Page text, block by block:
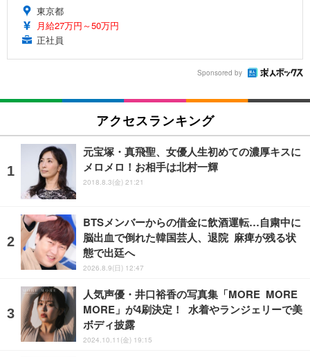
東京都
月給27万円～50万円
正社員
Sponsored by
アクセスランキング
元宝塚・真飛聖、女優人生初めての濃厚キスに
メロメロ！お相手は北村一輝
2018.8.3(金) 21:21
BTSメンバーからの借金に飲酒運転…自粛中に
脳出血で倒れた韓国芸人、退院 麻痺が残る状
態で出廷へ
2026.8.9(日) 12:47
人気声優・井口裕香の写真集「MORE MORE
MORE」が4刷決定！ 水着やランジェリーで美
ボディ披露
2024.10.11(金) 19:15